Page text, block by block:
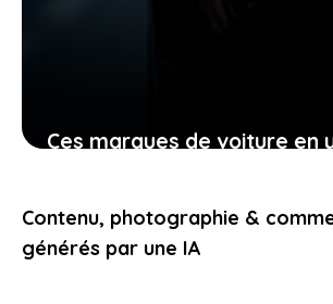
Ces marques de voiture en
l’automobile aujourd’hui
23 janvier 2026
Contenu, photographie &
générés par une IA